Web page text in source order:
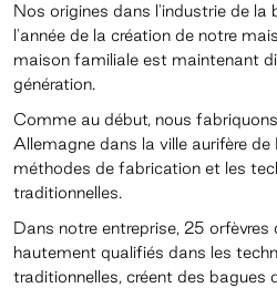
Nos origines dans l'industrie de la
l'année de la création de notre
maison familiale est maintenant
génération.
Comme au début, nous
Allemagne dans la ville aurifère
méthodes de fabrication et les
traditionnelles.
Dans notre entreprise, 25 orfèvres
hautement qualifiés dans les
traditionnelles, créent des bagues